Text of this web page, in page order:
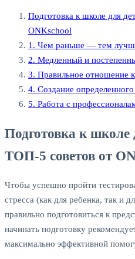
Подготовка к школе для
ONKschool
1. Чем раньше — тем
2. Медленный и
3. Правильное отношение
4. Создание
5. Работа с
Подготовка к школе
ТОП-5 советов от
Чтобы успешно пройти
стресса (как для ребенка, так и
правильно подготовиться к
начинать подготовку
максимально эффективной